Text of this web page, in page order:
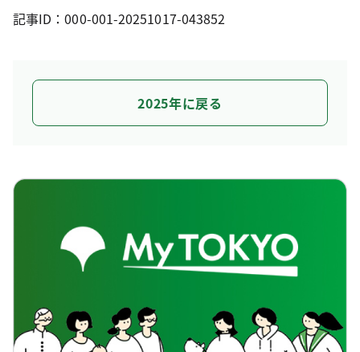
記事ID：000-001-20251017-043852
2025年に戻る